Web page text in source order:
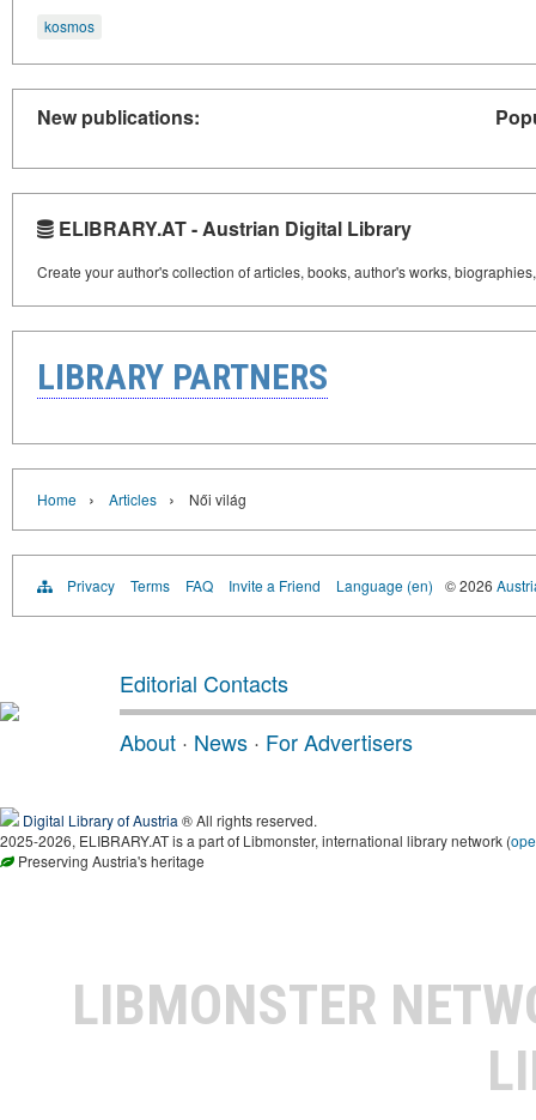
kosmos
New publications:
ELIBRARY.AT - Austrian Digital Library
Create your author's collection of articles, books, author's works,
LIBRARY PARTNERS
Home › Articles › Női világ
Privacy Terms FAQ Invite a Friend Language (en) © 2026
Editorial Contacts
About · News · For Advertisers
Digital Library of Austria ® All rights reserved.
2025-2026, ELIBRARY.AT is a part of Libmonster, international library network (
Preserving Austria's heritage
LIBMONSTER